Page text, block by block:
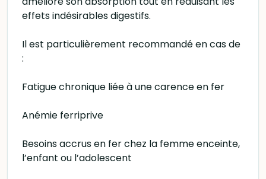
effets indésirables digestifs.
Il est particulièrement recommandé en cas de
:
Fatigue chronique liée à une carence en fer
Anémie ferriprive
Besoins accrus en fer chez la femme enceinte,
l’enfant ou l’adolescent